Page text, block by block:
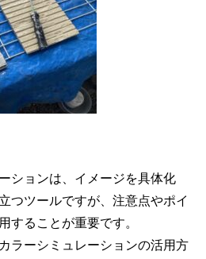
ションは、イメージを具体化
つツールですが、注意点やポイ
することが重要です。
ラーシミュレーションの活用方